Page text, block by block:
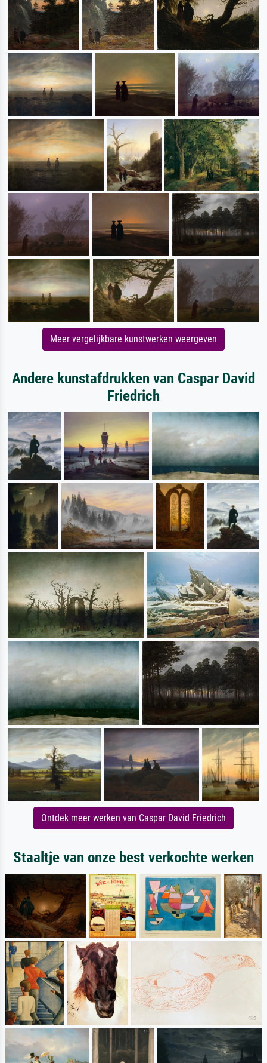
Meer vergelijkbare kunstwerken weergeven
Andere kunstafdrukken van Caspar David
Friedrich
Ontdek meer werken van Caspar David Friedrich
Staaltje van onze best verkochte werken